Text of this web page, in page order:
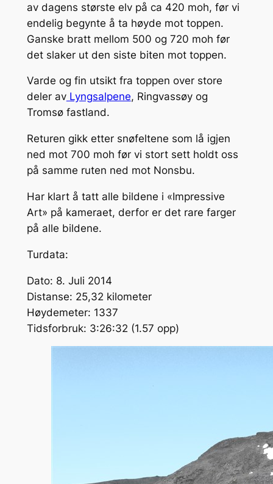
av dagens største elv på ca 420 moh, før vi
endelig begynte å ta høyde mot toppen.
Ganske bratt mellom 500 og 720 moh før
det slaker ut den siste biten mot toppen.
Varde og fin utsikt fra toppen over store
deler avLyngsalpene, Ringvassøy og
Tromsø fastland.
Returen gikk etter snøfeltene som lå igjen
ned mot 700 moh før vi stort sett holdt oss
på samme ruten ned mot Nonsbu.
Har klart å tatt alle bildene i «Impressive
Art» på kameraet, derfor er det rare farger
på alle bildene.
Turdata:
Dato: 8. Juli 2014
Distanse: 25,32 kilometer
Høydemeter: 1337
Tidsforbruk: 3:26:32 (1.57 opp)